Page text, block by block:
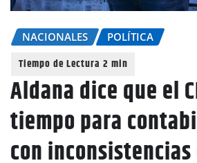
NACIONALES POLÍTICA
Aldana dice que el
tiempo para
con